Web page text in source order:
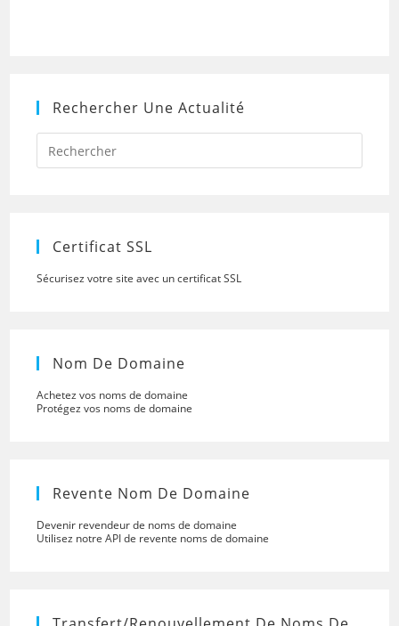
Rechercher Une Actualité
Press
to
Certificat SSL
Sécurisez votre site avec un certificat SSL
Nom De Domaine
Achetez vos noms de domaine
Protégez vos noms de domaine
Revente Nom De Domaine
Devenir revendeur de noms de domaine
Utilisez notre API de revente noms de domaine